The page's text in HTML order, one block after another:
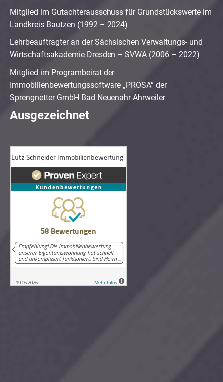
Mitglied im Gutachterausschuss für Grundstückswerte im
Landkreis Bautzen (1992 – 2024)
Lehrbeauftragter an der Sächsischen Verwaltungs- und
Wirtschaftsakademie Dresden – SVWA (2006 – 2022)
Mitglied im Programbeirat der
Immobilienbewertungssoftware „PROSA“ der
Sprengnetter GmbH Bad Neuenahr-Ahrweiler
Ausgezeichnet